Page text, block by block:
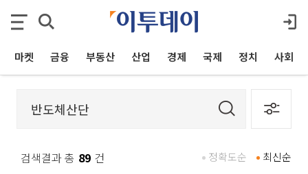
마켓 금융 부동산 산업 경제 국제 정치 사회
검색결과 총 89 건 최신순
정확도순